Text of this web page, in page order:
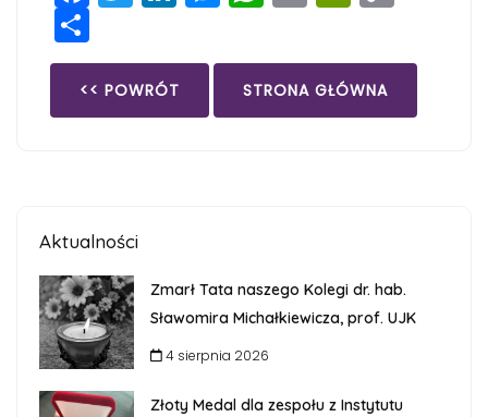
Share
<< POWRÓT STRONA GŁÓWNA
Aktualności
Zmarł Tata naszego Kolegi dr. hab.
Sławomira Michałkiewicza, prof. UJK
4 sierpnia 2026
Złoty Medal dla zespołu z Instytutu